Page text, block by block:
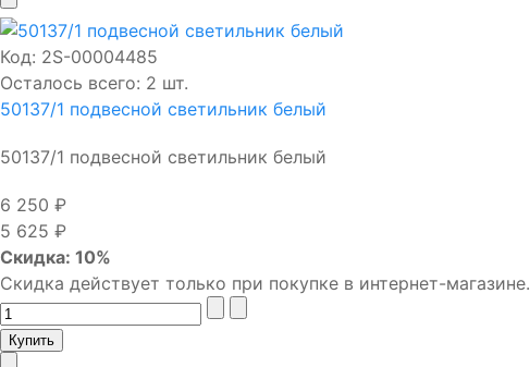
Код: 2S-00004485
Осталось всего: 2 шт.
50137/1 подвесной светильник белый
50137/1 подвесной светильник белый
6 250 ₽
5 625 ₽
Скидка: 10%
Скидка действует только при покупке в интернет-магазине.